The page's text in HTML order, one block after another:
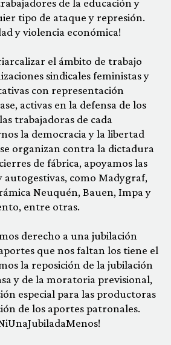
de la educación y
tipo de ataque y represión.
y violencia económica!
el ámbito de trabajo
sindicales feministas y
con representación
activas en la defensa de los
trabajadoras de cada
la democracia y la libertad
organizan contra la dictadura
de fábrica, apoyamos las
autogestivas, como Madygraf,
Neuquén, Bauen, Impa y
entre otras.
derecho a una jubilación
que nos faltan los tiene el
la reposición de la jubilación
y de la moratoria previsional,
especial para las productoras
de los aportes patronales.